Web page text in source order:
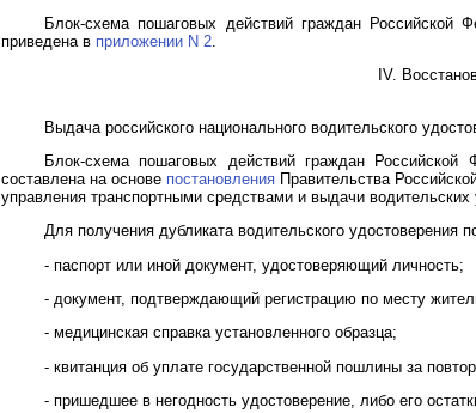
Блок-схема пошаговых действий граждан Российской
приведена в приложении N 2
IV.
Выдача российского национального водительского
Блок-схема пошаговых действий граждан Российской
составлена на основе постановления Правительства
управления транспортными средствами и выдачи водительских
Для получения дубликата водительского
- паспорт или иной документ, удостоверяющий личность;
- документ, подтверждающий регистрацию по месту
- медицинская справка установленного образца;
- квитанция об уплате государственной пошлины за
- пришедшее в негодность удостоверение, либо его